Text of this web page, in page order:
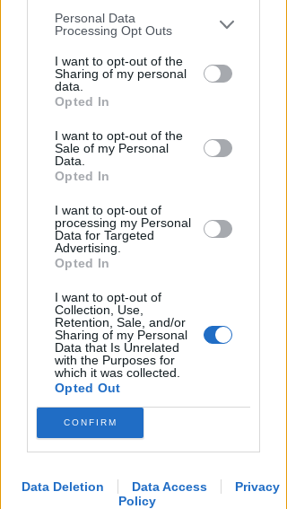
You may separately opt-out of the further
disclosure of your personal information
by third parties on the IAB’s list of
downstream participants.
by us to third parties on the IAB’s List of
Downstream Participants that may
further disclose it to other third parties.
Personal Data
Processing Opt Outs
I want to opt-out of the
Sharing of my personal
data.
Opted In
I want to opt-out of the
Sale of my Personal
Data.
Opted In
I want to opt-out of
processing my Personal
Data for Targeted
Advertising.
Opted In
I want to opt-out of
Collection, Use,
Retention, Sale, and/or
Sharing of my Personal
Data that Is Unrelated
with the Purposes for
which it was collected.
Opted Out
CONFIRM
Data Deletion Data Access
Privacy
Policy
Controlli nelle colonie
abbandonate: due denunce per
invasione arbitraria
Redazione
LUNEDÌ 10 AGOSTO
Processo alla Repubblica
Italiana: ha mantenuto le sue
promesse?
Redazione